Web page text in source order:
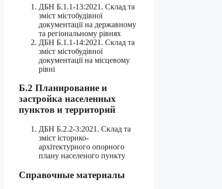
ДБН Б.1.1-13:2021. Склад та
зміст містобудівної
документації на державному
та регіональному рівнях
ДБН Б.1.1-14:2021. Склад та
зміст містобудівної
документації на місцевому
рівні
Б.2 Планирование и
застройка населенных
пунктов и территорий
ДБН Б.2.2-3:2021. Склад та
зміст історико-
архітектурного опорного
плану населеного пункту
Справочные материалы